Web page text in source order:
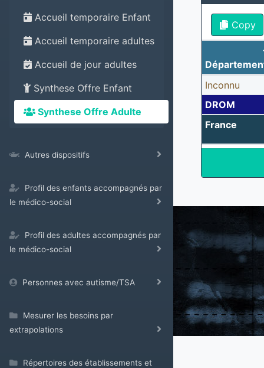
Accueil temporaire Enfant
Accueil temporaire adultes
Accueil de jour adultes
Synthese Offre Enfant
Synthese Offre Adulte
Autres dispositifs
Profil des enfants accompagnés par
le médico-social
Profil des adultes accompagnés par
le médico-social
Personnes avec autisme/TSA
Mesurer les besoins par
extrapolations
Répertoires des établissements et
Copy
Inconnu
DROM
France